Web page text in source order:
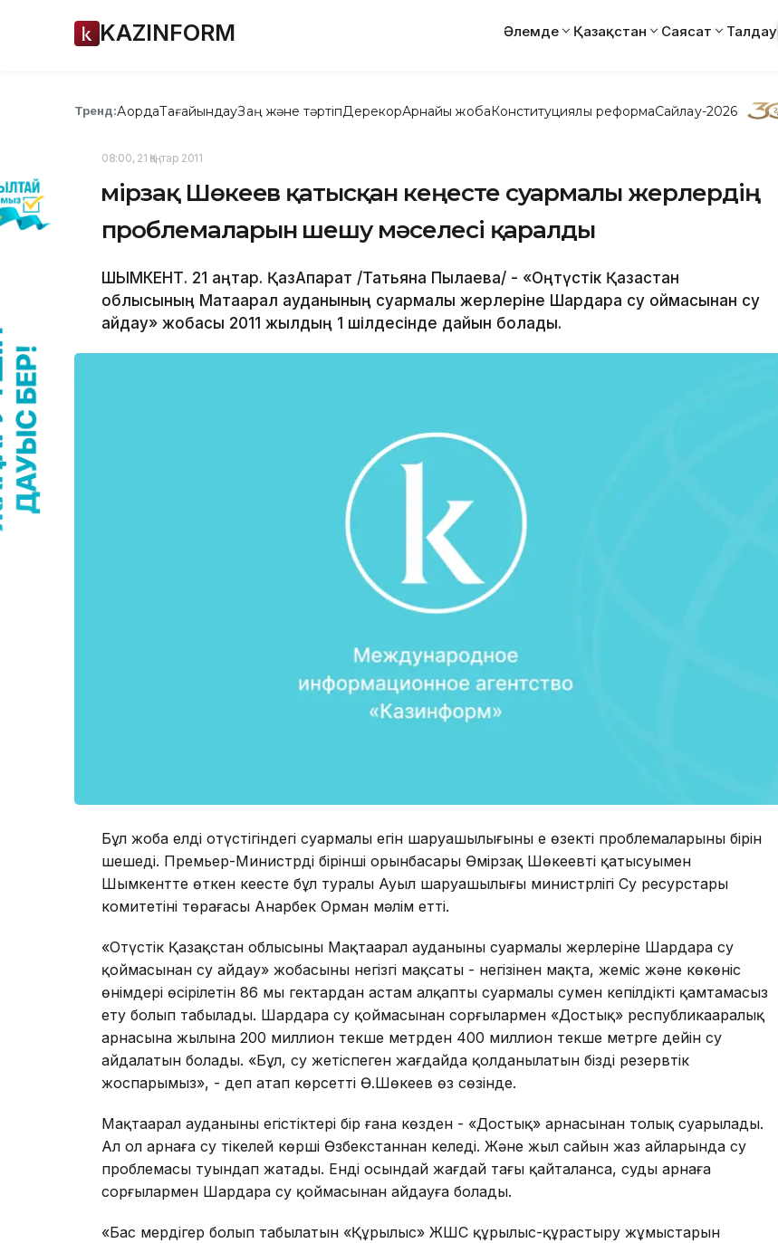
KAZINFORM Әлемде Қазақстан Саясат Талдау
Тренд:АқордаТағайындауЗаң және тәртіпДерекқорАрнайы жобаКонституциялық реформаСайлау-2026
08:00, 21 Қаңтар 2011
Өмірзақ Шөкеев қатысқан кеңесте суармалы жерлердің
проблемаларын шешу мәселесі қаралды
ШЫМКЕНТ. 21 қаңтар. ҚазАқпарат /Татьяна Пылаева/ - «Оңтүстік Қазақстан
облысының Мақтаарал ауданының суармалы жерлеріне Шардара су қоймасынан су
айдау» жобасы 2011 жылдың 1 шілдесінде дайын болады.
Бұл жоба елдің оңтүстігіндегі суармалы егін шаруашылығының ең өзекті проблемаларының бірін
шешеді. Премьер-Министрдің бірінші орынбасары Өмірзақ Шөкеевтің қатысуымен
Шымкентте өткен кеңесте бұл туралы Ауыл шаруашылығы министрлігі Су ресурстары
комитетінің төрағасы Анарбек Орман мәлім етті.
«Оңтүстік Қазақстан облысының Мақтаарал ауданының суармалы жерлеріне Шардара су
қоймасынан су айдау» жобасының негізгі мақсаты - негізінен мақта, жеміс және көкөніс
өнімдері өсірілетін 86 мың гектардан астам алқапты суармалы сумен кепілдікті қамтамасыз
ету болып табылады. Шардара су қоймасынан сорғылармен «Достық» республикааралық
арнасына жылына 200 миллион текше метрден 400 миллион текше метрге дейін су
айдалатын болады. «Бұл, су жетіспеген жағдайда қолданылатын біздің резервтік
жоспарымыз», - деп атап көрсетті Ө.Шөкеев өз сөзінде.
Мақтаарал ауданының егістіктері бір ғана көзден - «Достық» арнасынан толық суарылады.
Ал ол арнаға су тікелей көрші Өзбекстаннан келеді. Және жыл сайын жаз айларында су
проблемасы туындап жатады. Енді осындай жағдай тағы қайталанса, суды арнаға
сорғылармен Шардара су қоймасынан айдауға болады.
«Бас мердігер болып табылатын «Құрылыс» ЖШС құрылыс-құрастыру жұмыстарын